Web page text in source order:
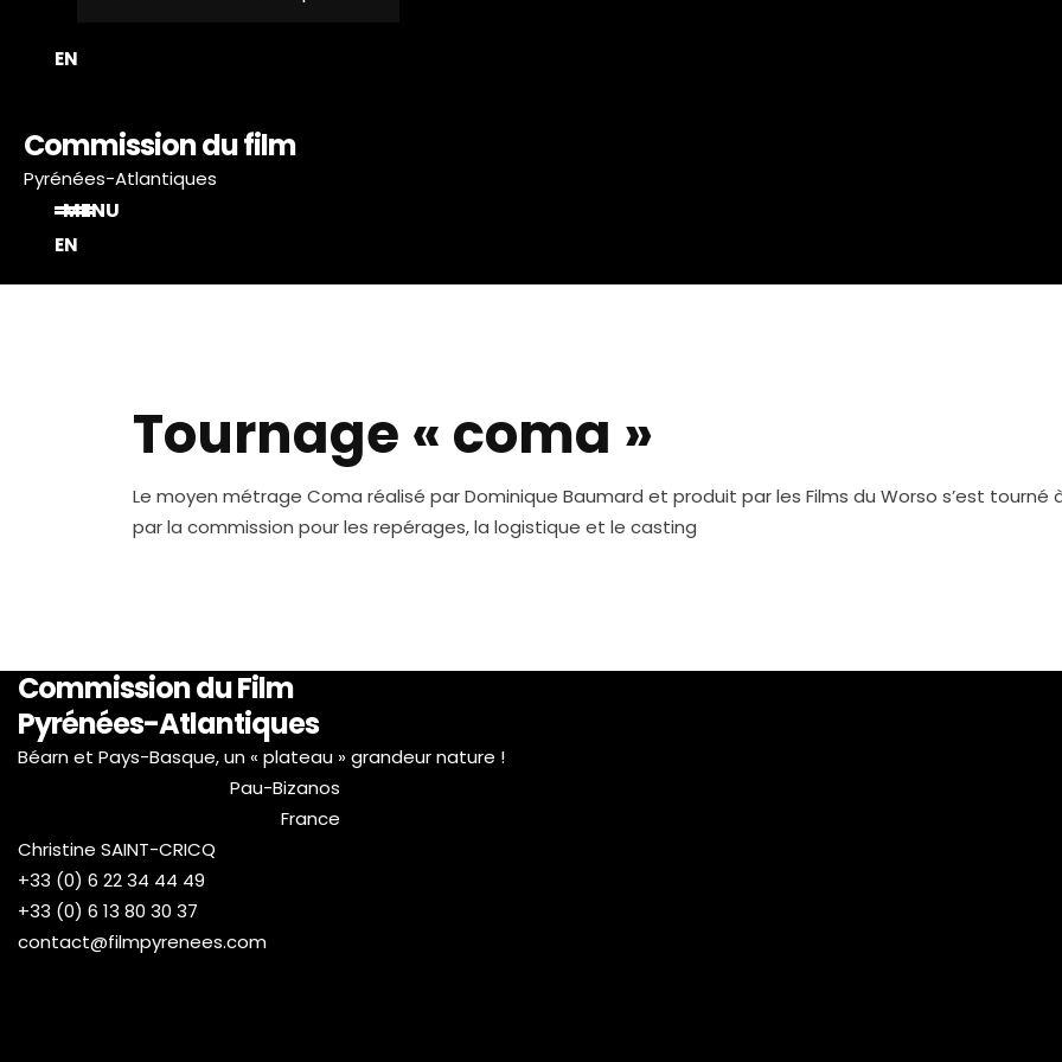
EN
Commission du film
Pyrénées-Atlantiques
MENU
EN
Tournage « coma »
Le moyen métrage Coma réalisé par Dominique Baumard et produit par les Films du Worso s’est
par la commission pour les repérages, la logistique et le casting
Commission du Film
Pyrénées-Atlantiques
Béarn et Pays-Basque, un « plateau » grandeur nature !
Pau-Bizanos
France
Christine SAINT-CRICQ
+33 (0) 6 22 34 44 49
+33 (0) 6 13 80 30 37
contact@filmpyrenees.com